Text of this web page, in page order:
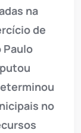
na
de
Paulo
no